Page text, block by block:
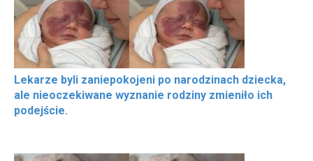
Lekarze byli zaniepokojeni po narodzinach dziecka,
ale nieoczekiwane wyznanie rodziny zmieniło ich
podejście.